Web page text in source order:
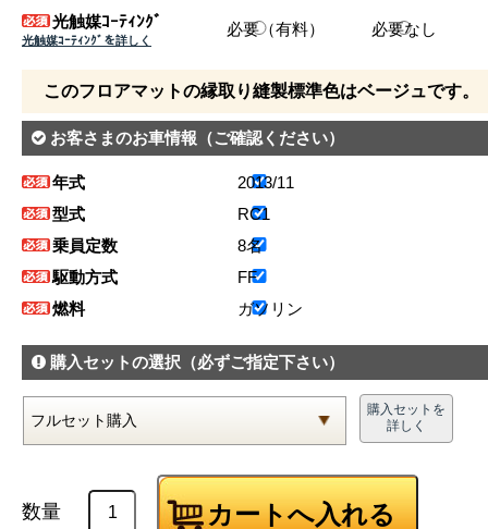
光触媒ｺｰﾃｨﾝｸﾞ
光触媒ｺｰﾃｨﾝｸﾞを詳しく
必要（有料） 必要なし
このフロアマットの縁取り縫製標準色はベージュです。
お客さまのお車情報 （ご確認ください）
年式
2013/11
型式
RC1
乗員定数
8名
駆動方式
FF
燃料
ガソリン
購入セットの選択 （必ずご指定下さい）
購入セットを
詳しく
数量